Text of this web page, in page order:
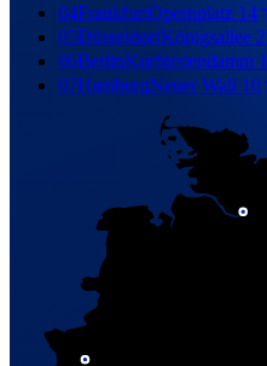
04FrankfurtOpernplatz 14
05DüsseldorfKönigsallee
06BerlinKurfürstendamm
07HamburgNeuer Wall 10